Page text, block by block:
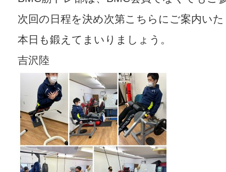
次回の日程を決め次第こちらにご案内い
本日も鍛えてまいりましょう。
吉沢陸